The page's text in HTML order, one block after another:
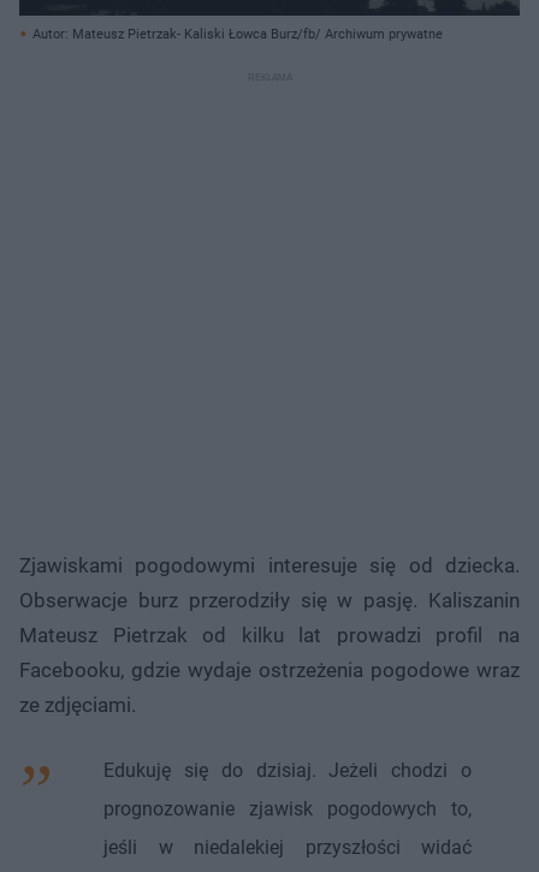
Autor: Mateusz Pietrzak- Kaliski Łowca Burz/fb/ Archiwum prywatne
Zjawiskami pogodowymi interesuje się od dziecka.
Obserwacje burz przerodziły się w pasję. Kaliszanin
Mateusz Pietrzak od kilku lat prowadzi profil na
Facebooku, gdzie wydaje ostrzeżenia pogodowe wraz
ze zdjęciami.
Edukuję się do dzisiaj. Jeżeli chodzi o
prognozowanie zjawisk pogodowych to,
jeśli w niedalekiej przyszłości widać